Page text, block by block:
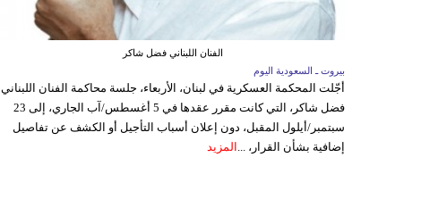
الفنان اللبناني فضل شاكر
بيروت ـ السعودية اليوم
أجّلت المحكمة العسكرية في لبنان، الأربعاء، جلسة محاكمة الفنان اللبناني
فضل شاكر، التي كانت مقرر عقدها في 5 أغسطس/آب الجاري، إلى 23
سبتمبر/أيلول المقبل، دون إعلان أسباب التأجيل أو الكشف عن تفاصيل
إضافية بشأن القرار، ... المزيد